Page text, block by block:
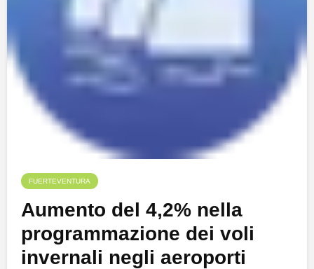
FUERTEVENTURA
Aumento del 4,2% nella
programmazione dei voli
invernali negli aeroporti